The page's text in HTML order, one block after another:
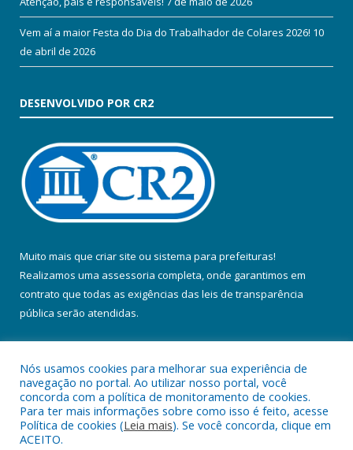
Vem aí a maior Festa do Dia do Trabalhador de Colares 2026! 10
de abril de 2026
DESENVOLVIDO POR CR2
Muito mais que criar site ou sistema para prefeituras!
Realizamos uma assessoria completa, onde garantimos em
contrato que todas as exigências das leis de transparência
pública serão atendidas.
Todos os direitos reservados a Prefeitura Municipal de Colares.
Nós usamos cookies para melhorar sua experiência de
navegação no portal. Ao utilizar nosso portal, você
concorda com a política de monitoramento de cookies.
Para ter mais informações sobre como isso é feito, acesse
Política de cookies (Leia mais). Se você concorda, clique em
ACEITO.